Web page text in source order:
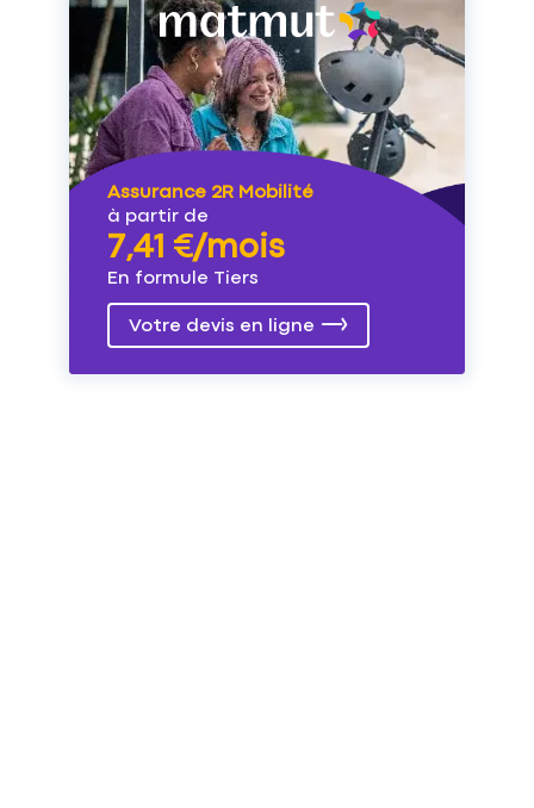
Assurance 2R Mobilité
à partir de
7,41 €/mois
En formule Tiers
Votre devis en ligne